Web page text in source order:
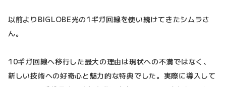
以前よりBIGLOBE光の1ギガ回線を使い続けてきたシムラさ
ん。
10ギガ回線へ移行した最大の理由は現状への不満ではなく、
新しい技術への好奇心と魅力的な特典でした。実際に導入して